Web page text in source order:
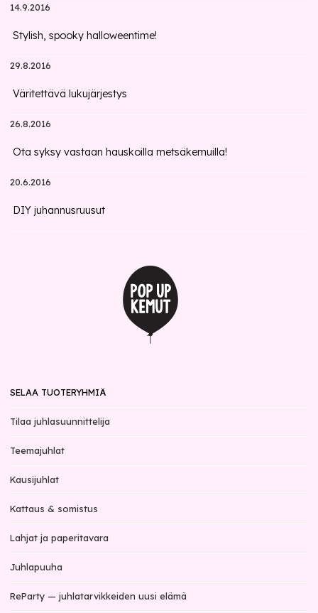
14.9.2016
Stylish, spooky halloweentime!
29.8.2016
Väritettävä lukujärjestys
26.8.2016
Ota syksy vastaan hauskoilla metsäkemuilla!
20.6.2016
DIY juhannusruusut
SELAA TUOTERYHMIÄ
Tilaa juhlasuunnittelija
Teemajuhlat
Kausijuhlat
Kattaus & somistus
Lahjat ja paperitavara
Juhlapuuha
ReParty — juhlatarvikkeiden uusi elämä